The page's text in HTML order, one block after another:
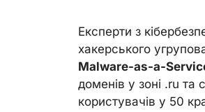
Експерти з
хакерського
Malware-as-a-
доменів у зоні .ru та
користувачів у 50